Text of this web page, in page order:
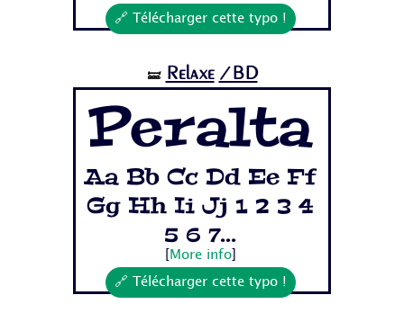
🔗 Télécharger cette typo !
🝛 Relaxe /BD
Peralta
Aa Bb Cc Dd Ee Ff
Gg Hh Ii Jj 1 2 3 4
5 6 7...
More info]
🔗 Télécharger cette typo !